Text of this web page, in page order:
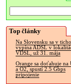
Top články
Na Slovensku sa v
vypína ADSL v
VDSL, už 31. mája
Orange sa doťahuje na
a O2, spustí 2.5 Gbps
pripojenie